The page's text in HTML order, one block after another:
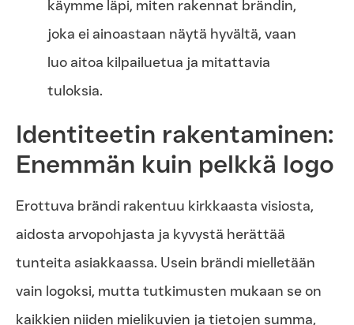
käymme läpi, miten rakennat brändin,
joka ei ainoastaan näytä hyvältä, vaan
luo aitoa kilpailuetua ja mitattavia
tuloksia.
Identiteetin rakentaminen:
Enemmän kuin pelkkä logo
Erottuva brändi rakentuu kirkkaasta visiosta,
aidosta arvopohjasta ja kyvystä herättää
tunteita asiakkaassa. Usein brändi mielletään
vain logoksi, mutta tutkimusten mukaan se on
kaikkien niiden mielikuvien ja tietojen summa,